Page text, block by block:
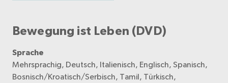
Bewegung ist Leben (DVD)
Sprache
Mehrsprachig, Deutsch, Italienisch, Englisch, Spanisch,
Bosnisch/Kroatisch/Serbisch, Tamil, Türkisch,